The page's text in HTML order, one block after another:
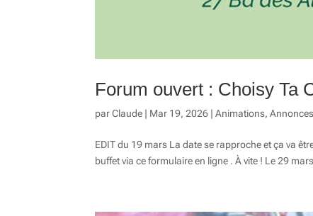
Forum ouvert : Choisy Ta
parClaude | Mar 19, 2026 |Animations,Annonces
EDIT du 19 mars La date se rapproche et ça va
buffet via ce formulaire en ligne . À vite ! Le 29